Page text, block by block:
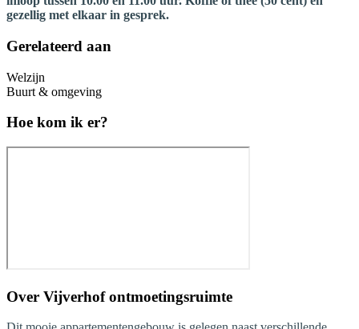
gezellig met elkaar in gesprek.
Gerelateerd aan
Welzijn
Buurt & omgeving
Hoe kom ik er?
Over Vijverhof ontmoetingsruimte